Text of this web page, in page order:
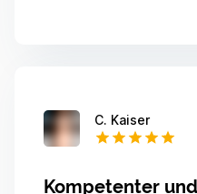
C. Kaiser
Kompetenter